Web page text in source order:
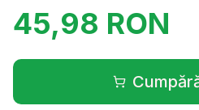
45,98 RON